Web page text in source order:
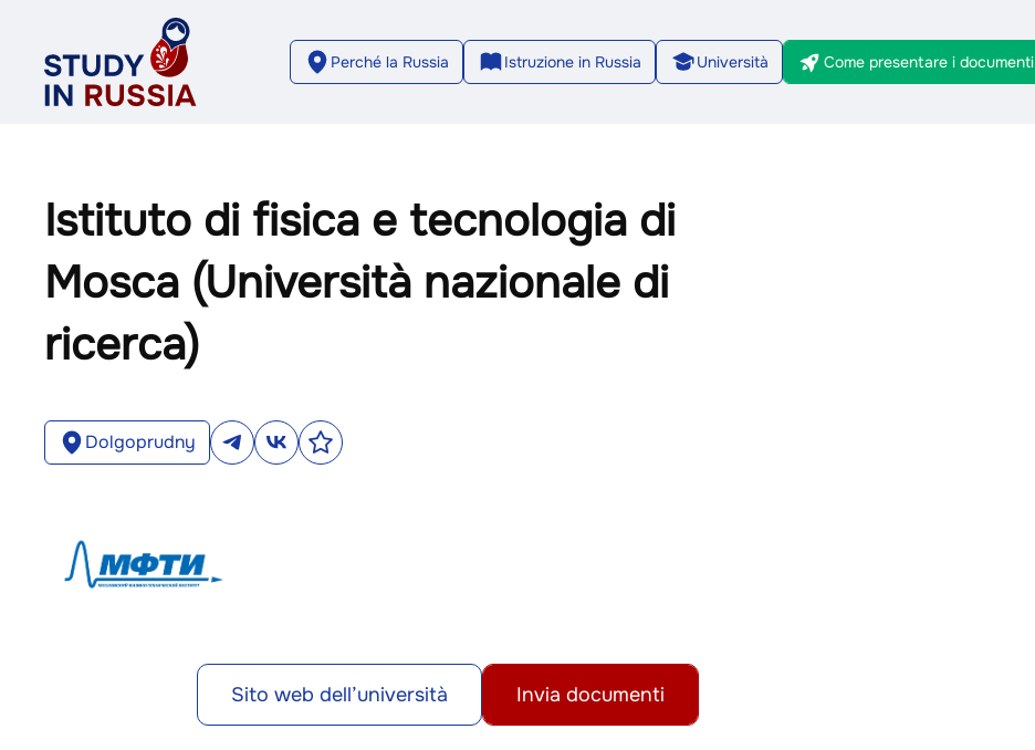
Perché la Russia Istruzione in Russia Università Come presentare i documenti
Istituto di fisica e tecnologia di
Mosca (Università nazionale di
ricerca)
Dolgoprudny
Sito web dell’università Invia documenti
2/8